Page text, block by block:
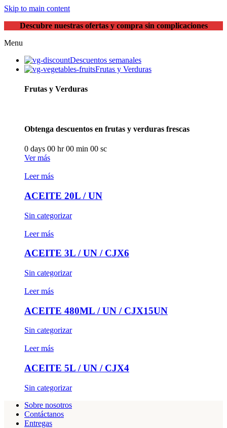
Skip to main content
Descubre nuestras ofertas y compra sin complicaciones
Menu
Descuentos semanales
Frutas y Verduras
Frutas y Verduras
Obtenga descuentos en frutas y verduras frescas
0 days 00 hr00 min 00 sc
Ver más
Leer más
ACEITE 20L / UN
Sin categorizar
Leer más
ACEITE 3L / UN / CJX6
Sin categorizar
Leer más
ACEITE 480ML / UN / CJX15UN
Sin categorizar
Leer más
ACEITE 5L / UN / CJX4
Sin categorizar
Sobre nosotros
Contáctanos
Entregas